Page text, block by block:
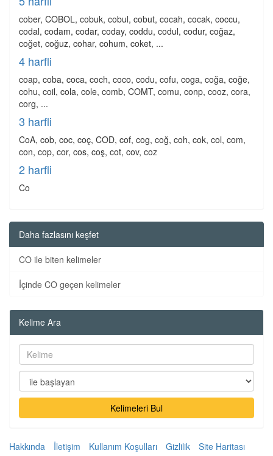
cober, COBOL, cobuk, cobul, cobut, cocah, cocak, coccu,
codal, codam, codar, coday, coddu, codul, codur, coğaz,
coğet, coğuz, cohar, cohum, coket, ...
4 harfli
coap, coba, coca, coch, coco, codu, cofu, coga, coğa, coğe,
cohu, coil, cola, cole, comb, COMT, comu, conp, cooz, cora,
corg, ...
3 harfli
CoA, cob, coc, coç, COD, cof, cog, coğ, coh, cok, col, com,
con, cop, cor, cos, coş, cot, cov, coz
2 harfli
Co
Daha fazlasını keşfet
CO ile biten kelimeler
İçinde CO geçen kelimeler
Kelime Ara
Kelimeleri Bul
Hakkında İletişim Kullanım Koşulları Gizlilik Site Haritası